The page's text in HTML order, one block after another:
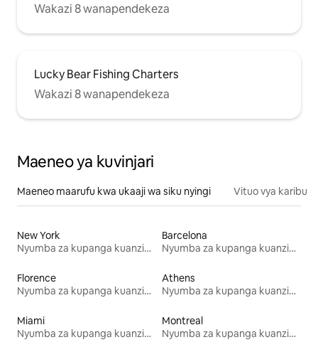
Wakazi 8 wanapendekeza
Lucky Bear Fishing Charters
Wakazi 8 wanapendekeza
Maeneo ya kuvinjari
Maeneo maarufu kwa ukaaji wa siku nyingi Vituo vya karibu
New York
Nyumba za kupanga kuanzia mwezi mmoja
Barcelona
Nyumba za kupanga kuanzia mwezi mmoja
Florence
Nyumba za kupanga kuanzia mwezi mmoja
Athens
Nyumba za kupanga kuanzia mwezi mmoja
Miami
Nyumba za kupanga kuanzia mwezi mmoja
Montreal
Nyumba za kupanga kuanzia mwezi mmoja